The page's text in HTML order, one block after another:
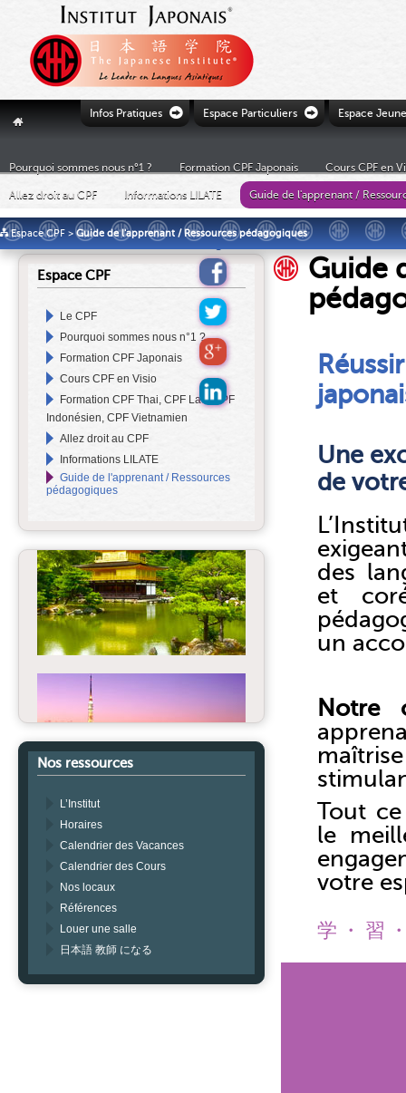
Ò
Infos Pratiques Ò
Espace Particuliers Espace
"
Pourquoi sommes nous n°1 ? Formation CPF Japonais Cours CPF en
Allez droit au CPF Informations LILATE Guide de l'apprenant /
Espace CPF >Guide de l'apprenant / Ressources pédagogiques
Espace CPF
Le CPF
Pourquoi sommes nous n°1 ?
Formation CPF Japonais
Cours CPF en Visio
Formation CPF Thai, CPF Lao, CPF
Indonésien, CPF Vietnamien
Allez droit au CPF
Informations LILATE
Guide de l'apprenant / Ressources
pédagogiques
Nos ressources
L’Institut
Horaires
Calendrier des Vacances
Calendrier des Cours
Nos locaux
Références
Louer une salle
日本語 教師 になる
£
Guide
Une
de
des
et
un
Notre
Tout
le
votre
学・習